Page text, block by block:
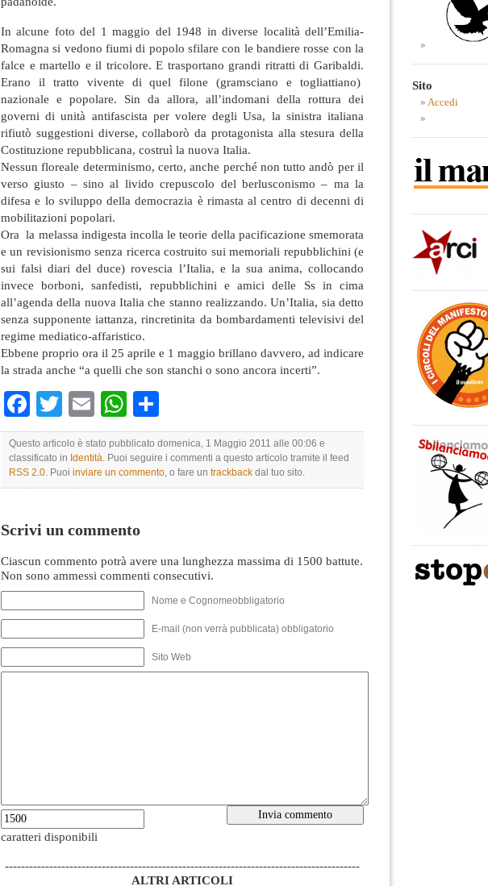
In alcune foto del 1 maggio del 1948 in diverse località dell’Emilia-
Romagna si vedono fiumi di popolo sfilare con le bandiere rosse con la
falce e martello e il tricolore. E trasportano grandi ritratti di Garibaldi.
Erano il tratto vivente di quel filone (gramsciano e togliattiano)
nazionale e popolare. Sin da allora, all’indomani della rottura dei
governi di unità antifascista per volere degli Usa, la sinistra italiana
rifiutò suggestioni diverse, collaborò da protagonista alla stesura della
Costituzione repubblicana, costruì la nuova Italia.
Nessun floreale determinismo, certo, anche perché non tutto andò per il
verso giusto – sino al livido crepuscolo del berlusconismo – ma la
difesa e lo sviluppo della democrazia è rimasta al centro di decenni di
mobilitazioni popolari.
Ora la melassa indigesta incolla le teorie della pacificazione smemorata
e un revisionismo senza ricerca costruito sui memoriali repubblichini (e
sui falsi diari del duce) rovescia l’Italia, e la sua anima, collocando
invece borboni, sanfedisti, repubblichini e amici delle Ss in cima
all’agenda della nuova Italia che stanno realizzando. Un’Italia, sia detto
senza supponente iattanza, rincretinita da bombardamenti televisivi del
regime mediatico-affaristico.
Ebbene proprio ora il 25 aprile e 1 maggio brillano davvero, ad indicare
la strada anche “a quelli che son stanchi o sono ancora incerti”.
Facebook
TwitterEmailWhatsApp
Questo articolo è stato pubblicato domenica, 1 Maggio 2011 alle 00:06 e
classificato in Identità. Puoi seguire i commenti a questo articolo tramite il feed
RSS 2.0. Puoi inviare un commento, o fare un trackback dal tuo sito.
Scrivi un commento
Ciascun commento potrà avere una lunghezza massima di 1500 battute.
Non sono ammessi commenti consecutivi.
Nome e Cognomeobbligatorio
E-mail (non verrà pubblicata) obbligatorio
Sito Web
caratteri disponibili
----------------------------------------------------------------------------------------
ALTRI ARTICOLI
Sito
Accedi